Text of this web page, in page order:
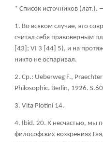
* Список источников
1. Во всяком случае, это
считал себя правоверным
[43]; VI 3 [44] 5), и на
никто не оспаривал.
2. Ср.: Ueberweg F.,
Philosophic. Berlin, 1926.
3. Vita Plotini 14.
4. Ibid. 20. К несчастью, мы
философских воззрениях